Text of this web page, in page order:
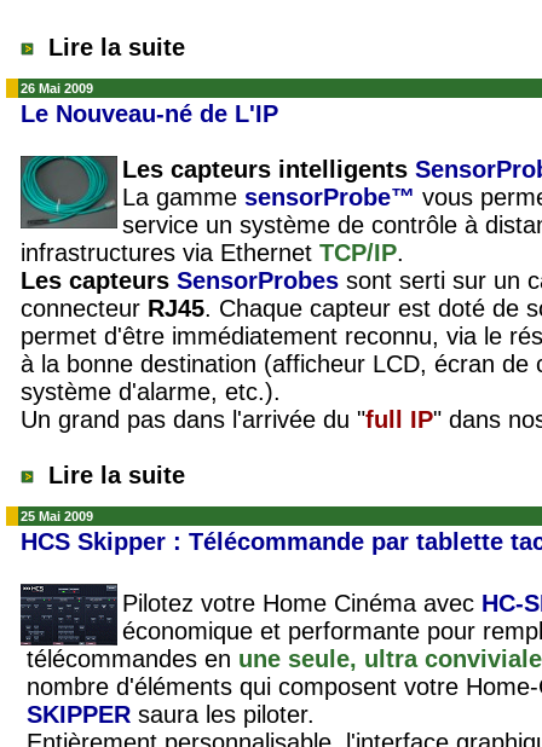
Lire la suite
26 Mai 2009
Le Nouveau-né de L'IP
Les capteurs intelligents
La gamme sensorProbe™ vous
service un système de contrôle à
infrastructures via Ethernet TCP/IP.
Les capteurs SensorProbes sont serti sur un
connecteur RJ45. Chaque capteur est doté de
permet d'être immédiatement reconnu, via le
à la bonne destination (afficheur LCD, écran de
système d'alarme, etc.).
Un grand pas dans l'arrivée du "full IP" dans
Lire la suite
25 Mai 2009
HCS Skipper : Télécommande par tablette
Pilotez votre Home Cinéma avec HC-
économique et performante pour
télécommandes en une seule, ultra
nombre d'éléments qui composent votre
SKIPPER saura les piloter.